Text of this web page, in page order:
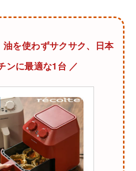
油を使わずサクサク、日本
ンに最適な1台 ／